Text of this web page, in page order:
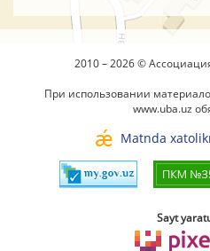
2010 – 2026 ©
При использовании
www.uba.uz
Matnda
Sayt